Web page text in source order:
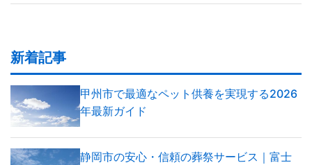
新着記事
甲州市で最適なペット供養を実現する2026
年最新ガイド
静岡市の安心・信頼の葬祭サービス｜富士